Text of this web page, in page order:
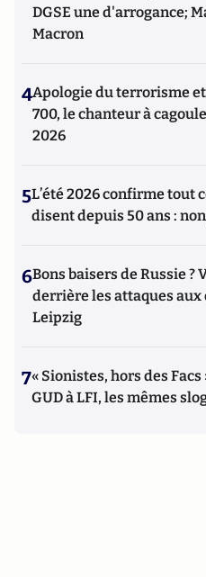
DGSE une d'arrogance;
Macron
4Apologie du terrorisme
700, le chanteur à
2026
5L’été 2026 confirme tout
disent depuis 50 ans :
6Bons baisers de Russie ?
derrière les attaques
Leipzig
7« Sionistes, hors des
GUD à LFI, les mêmes